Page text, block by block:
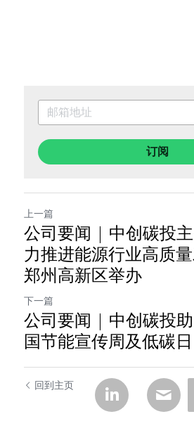
订阅
上一篇
公司要闻 | 中创碳投
力推进能源行业高质
郑州高新区举办
下一篇
公司要闻 | 中创碳投
国节能宣传周及低碳日
回到主页